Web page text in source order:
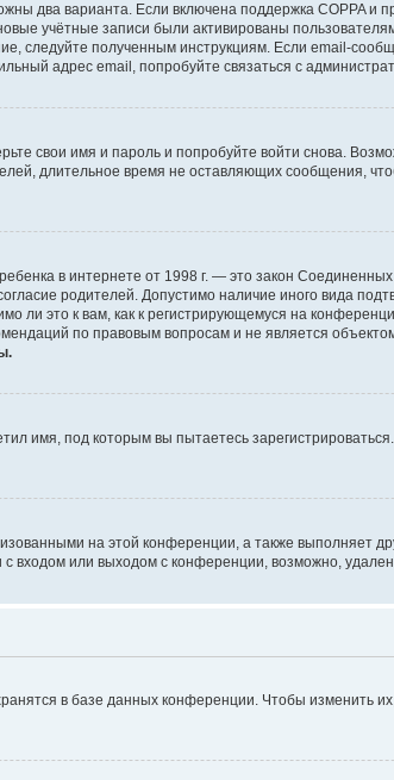
два варианта. Если включена поддержка COPPA и
учётные записи были активированы
следуйте полученным инструкциям. Если email-
адрес email, попробуйте связаться с
свои имя и пароль и попробуйте войти снова.
длительное время не оставляющих сообщения,
в интернете от 1998 г. — это закон
родителей. Допустимо наличие иного вида
ли это к вам, как к регистрирующемуся на
по правовым вопросам и не является
имя, под которым вы пытаетесь
на этой конференции, а также выполняет
входом или выходом с конференции, возможно,
в базе данных конференции. Чтобы изменить